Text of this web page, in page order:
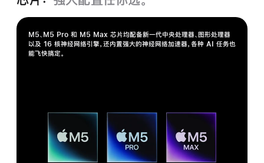
M5、M5 Pro 和 M5 Max 芯片均配备新一代中央处理器、图形处理器
以及 16 核神经网络引擎，还内置强大的神经网络加速器，各种 AI 任务也
能飞快搞定。